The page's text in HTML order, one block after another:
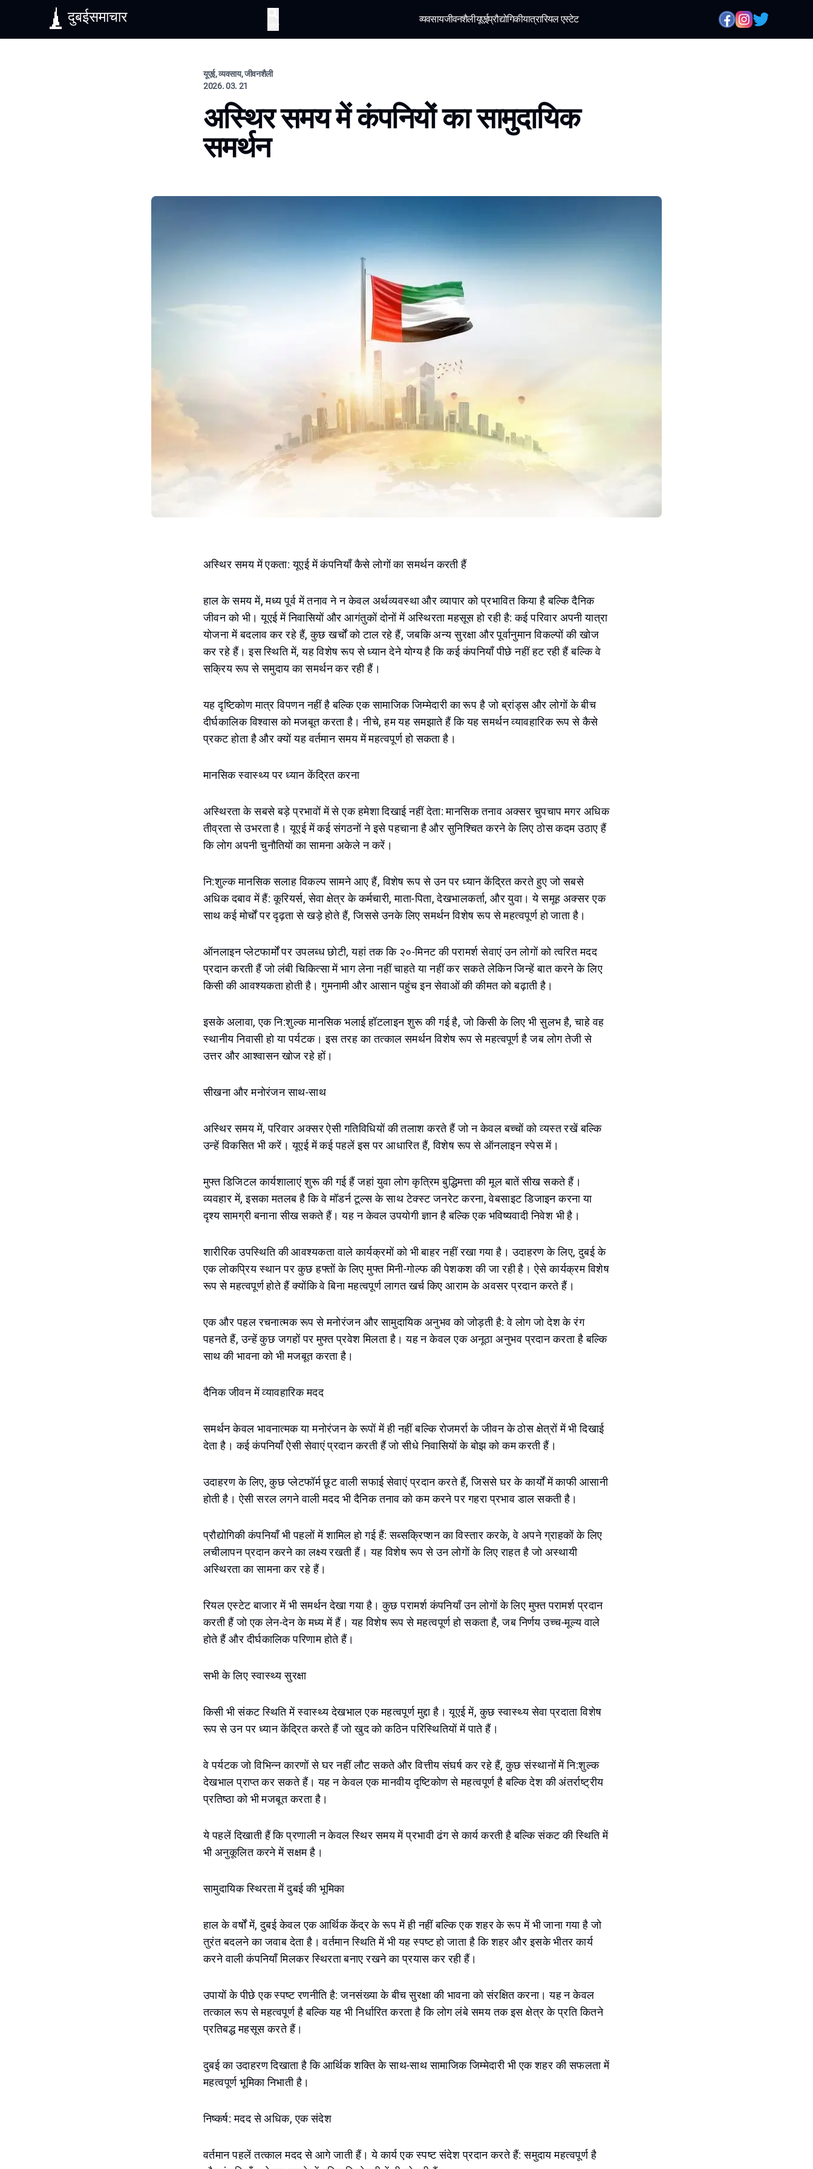
दुबईसमाचार व्यवसायजीवनशैलीयूएईप्रौद्योगिकीयात्रारियल एस्टेट
यूएई, व्यवसाय, जीवनशैली
2026. 03. 21
अस्थिर समय में कंपनियों का सामुदायिक
समर्थन
अस्थिर समय में एकता: यूएई में कंपनियाँ कैसे लोगों का समर्थन करती हैं
हाल के समय में, मध्य पूर्व में तनाव ने न केवल अर्थव्यवस्था और व्यापार को प्रभावित किया है बल्कि दैनिक
जीवन को भी। यूएई में निवासियों और आगंतुकों दोनों में अस्थिरता महसूस हो रही है: कई परिवार अपनी यात्रा
योजना में बदलाव कर रहे हैं, कुछ खर्चों को टाल रहे हैं, जबकि अन्य सुरक्षा और पूर्वानुमान विकल्पों की खोज
कर रहे हैं। इस स्थिति में, यह विशेष रूप से ध्यान देने योग्य है कि कई कंपनियाँ पीछे नहीं हट रही हैं बल्कि वे
सक्रिय रूप से समुदाय का समर्थन कर रही हैं।
यह दृष्टिकोण मात्र विपणन नहीं है बल्कि एक सामाजिक जिम्मेदारी का रूप है जो ब्रांड्स और लोगों के बीच
दीर्घकालिक विश्वास को मजबूत करता है। नीचे, हम यह समझाते हैं कि यह समर्थन व्यावहारिक रूप से कैसे
प्रकट होता है और क्यों यह वर्तमान समय में महत्वपूर्ण हो सकता है।
मानसिक स्वास्थ्य पर ध्यान केंद्रित करना
अस्थिरता के सबसे बड़े प्रभावों में से एक हमेशा दिखाई नहीं देता: मानसिक तनाव अक्सर चुपचाप मगर अधिक
तीव्रता से उभरता है। यूएई में कई संगठनों ने इसे पहचाना है और सुनिश्चित करने के लिए ठोस कदम उठाए हैं
कि लोग अपनी चुनौतियों का सामना अकेले न करें।
नि:शुल्क मानसिक सलाह विकल्प सामने आए हैं, विशेष रूप से उन पर ध्यान केंद्रित करते हुए जो सबसे
अधिक दबाव में हैं: कूरियर्स, सेवा क्षेत्र के कर्मचारी, माता-पिता, देखभालकर्ता, और युवा। ये समूह अक्सर एक
साथ कई मोर्चों पर दृढ़ता से खड़े होते हैं, जिससे उनके लिए समर्थन विशेष रूप से महत्वपूर्ण हो जाता है।
ऑनलाइन प्लेटफार्मों पर उपलब्ध छोटी, यहां तक कि २०-मिनट की परामर्श सेवाएं उन लोगों को त्वरित मदद
प्रदान करती हैं जो लंबी चिकित्सा में भाग लेना नहीं चाहते या नहीं कर सकते लेकिन जिन्हें बात करने के लिए
किसी की आवश्यकता होती है। गुमनामी और आसान पहुंच इन सेवाओं की कीमत को बढ़ाती है।
इसके अलावा, एक नि:शुल्क मानसिक भलाई हॉटलाइन शुरू की गई है, जो किसी के लिए भी सुलभ है, चाहे वह
स्थानीय निवासी हो या पर्यटक। इस तरह का तत्काल समर्थन विशेष रूप से महत्वपूर्ण है जब लोग तेजी से
उत्तर और आश्वासन खोज रहे हों।
सीखना और मनोरंजन साथ-साथ
अस्थिर समय में, परिवार अक्सर ऐसी गतिविधियों की तलाश करते हैं जो न केवल बच्चों को व्यस्त रखें बल्कि
उन्हें विकसित भी करें। यूएई में कई पहलें इस पर आधारित हैं, विशेष रूप से ऑनलाइन स्पेस में।
मुफ्त डिजिटल कार्यशालाएं शुरू की गई हैं जहां युवा लोग कृत्रिम बुद्धिमत्ता की मूल बातें सीख सकते हैं।
व्यवहार में, इसका मतलब है कि वे मॉडर्न टूल्स के साथ टेक्स्ट जनरेट करना, वेबसाइट डिजाइन करना या
दृश्य सामग्री बनाना सीख सकते हैं। यह न केवल उपयोगी ज्ञान है बल्कि एक भविष्यवादी निवेश भी है।
शारीरिक उपस्थिति की आवश्यकता वाले कार्यक्रमों को भी बाहर नहीं रखा गया है। उदाहरण के लिए, दुबई के
एक लोकप्रिय स्थान पर कुछ हफ्तों के लिए मुफ्त मिनी-गोल्फ की पेशकश की जा रही है। ऐसे कार्यक्रम विशेष
रूप से महत्वपूर्ण होते हैं क्योंकि वे बिना महत्वपूर्ण लागत खर्च किए आराम के अवसर प्रदान करते हैं।
एक और पहल रचनात्मक रूप से मनोरंजन और सामुदायिक अनुभव को जोड़ती है: वे लोग जो देश के रंग
पहनते हैं, उन्हें कुछ जगहों पर मुफ्त प्रवेश मिलता है। यह न केवल एक अनूठा अनुभव प्रदान करता है बल्कि
साथ की भावना को भी मजबूत करता है।
दैनिक जीवन में व्यावहारिक मदद
समर्थन केवल भावनात्मक या मनोरंजन के रूपों में ही नहीं बल्कि रोजमर्रा के जीवन के ठोस क्षेत्रों में भी दिखाई
देता है। कई कंपनियाँ ऐसी सेवाएं प्रदान करती हैं जो सीधे निवासियों के बोझ को कम करती हैं।
उदाहरण के लिए, कुछ प्लेटफॉर्म छूट वाली सफाई सेवाएं प्रदान करते हैं, जिससे घर के कार्यों में काफी आसानी
होती है। ऐसी सरल लगने वाली मदद भी दैनिक तनाव को कम करने पर गहरा प्रभाव डाल सकती है।
प्रौद्योगिकी कंपनियाँ भी पहलों में शामिल हो गई हैं: सब्सक्रिप्शन का विस्तार करके, वे अपने ग्राहकों के लिए
लचीलापन प्रदान करने का लक्ष्य रखती हैं। यह विशेष रूप से उन लोगों के लिए राहत है जो अस्थायी
अस्थिरता का सामना कर रहे हैं।
रियल एस्टेट बाजार में भी समर्थन देखा गया है। कुछ परामर्श कंपनियाँ उन लोगों के लिए मुफ्त परामर्श प्रदान
करती हैं जो एक लेन-देन के मध्य में हैं। यह विशेष रूप से महत्वपूर्ण हो सकता है, जब निर्णय उच्च-मूल्य वाले
होते हैं और दीर्घकालिक परिणाम होते हैं।
सभी के लिए स्वास्थ्य सुरक्षा
किसी भी संकट स्थिति में स्वास्थ्य देखभाल एक महत्वपूर्ण मुद्दा है। यूएई में, कुछ स्वास्थ्य सेवा प्रदाता विशेष
रूप से उन पर ध्यान केंद्रित करते हैं जो खुद को कठिन परिस्थितियों में पाते हैं।
वे पर्यटक जो विभिन्न कारणों से घर नहीं लौट सकते और वित्तीय संघर्ष कर रहे हैं, कुछ संस्थानों में नि:शुल्क
देखभाल प्राप्त कर सकते हैं। यह न केवल एक मानवीय दृष्टिकोण से महत्वपूर्ण है बल्कि देश की अंतर्राष्ट्रीय
प्रतिष्ठा को भी मजबूत करता है।
ये पहलें दिखाती हैं कि प्रणाली न केवल स्थिर समय में प्रभावी ढंग से कार्य करती है बल्कि संकट की स्थिति में
भी अनुकूलित करने में सक्षम है।
सामुदायिक स्थिरता में दुबई की भूमिका
हाल के वर्षों में, दुबई केवल एक आर्थिक केंद्र के रूप में ही नहीं बल्कि एक शहर के रूप में भी जाना गया है जो
तुरंत बदलने का जवाब देता है। वर्तमान स्थिति में भी यह स्पष्ट हो जाता है कि शहर और इसके भीतर कार्य
करने वाली कंपनियाँ मिलकर स्थिरता बनाए रखने का प्रयास कर रही हैं।
उपायों के पीछे एक स्पष्ट रणनीति है: जनसंख्या के बीच सुरक्षा की भावना को संरक्षित करना। यह न केवल
तत्काल रूप से महत्वपूर्ण है बल्कि यह भी निर्धारित करता है कि लोग लंबे समय तक इस क्षेत्र के प्रति कितने
प्रतिबद्ध महसूस करते हैं।
दुबई का उदाहरण दिखाता है कि आर्थिक शक्ति के साथ-साथ सामाजिक जिम्मेदारी भी एक शहर की सफलता में
महत्वपूर्ण भूमिका निभाती है।
निष्कर्ष: मदद से अधिक, एक संदेश
वर्तमान पहलें तत्काल मदद से आगे जाती हैं। ये कार्य एक स्पष्ट संदेश प्रदान करते हैं: समुदाय महत्वपूर्ण है